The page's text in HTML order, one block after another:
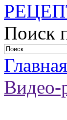
Поиск
Главная
Видео-